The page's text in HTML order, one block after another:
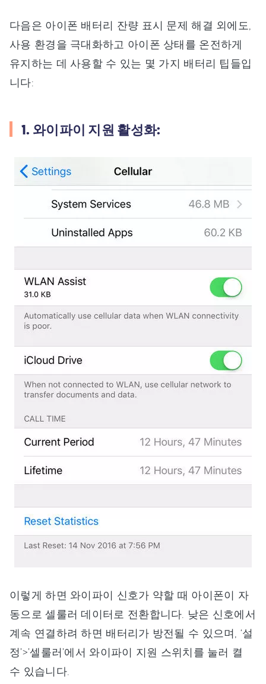
다음은 아이폰 배터리 잔량 표시 문제 해결 외에도,
사용 환경을 극대화하고 아이폰 상태를 온전하게
유지하는 데 사용할 수 있는 몇 가지 배터리 팁들입
니다:
1. 와이파이 지원 활성화:
이렇게 하면 와이파이 신호가 약할 때 아이폰이 자
동으로 셀룰러 데이터로 전환합니다. 낮은 신호에서
계속 연결하려 하면 배터리가 방전될 수 있으며, ‘설
정’>’셀룰러’에서 와이파이 지원 스위치를 눌러 켤
수 있습니다.